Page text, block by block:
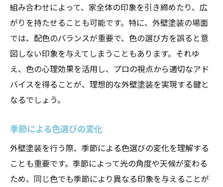
色選びで街の一部になる
外壁塗装の色選びで知らないと損する重要なポ
イント
見落としがちな色選びの注意点
長期的な視点で考える色選び
色の耐久性とメンテナンス性
光の加減による色の変化
予算内でベストな色を見つける
外壁塗装における色選びの成功例と失敗例から
学ぶ
組み合わせによって、家全体の印象を引き締めたり、広
がりを持たせることも可能です。特に、外壁塗装の場面
では、配色のバランスが重要で、色の選び方を誤ると意
図しない印象を与えてしまうこともあります。それゆ
え、色の心理効果を活用し、プロの視点から適切なアド
バイスを得ることが、理想的な外壁塗装を実現する鍵と
なるでしょう。
季節による色選びの変化
外壁塗装を行う際、季節による色選びの変化を理解する
ことも重要です。季節によって光の角度や天候が変わる
ため、同じ色でも季節により異なる印象を与えることが